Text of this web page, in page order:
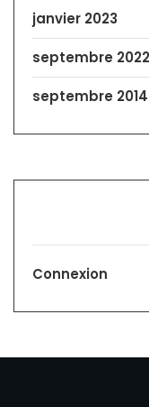
janvier 2023
septembre 2022
septembre 2014
Connexion